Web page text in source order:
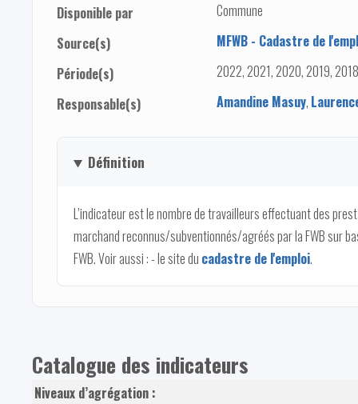
Disponible par
Commune
Source(s)
MFWB - Cadastre de
Période(s)
2022, 2021, 2020, 2019,
Responsable(s)
Amandine Masuy,
Définition
L’indicateur est le nombre de travailleurs effectuant des
marchand reconnus/subventionnés/agréés par la FWB sur
FWB. Voir aussi : - le site du cadastre de l'emploi.
Catalogue des indicateurs
Niveaux d’agrégation :